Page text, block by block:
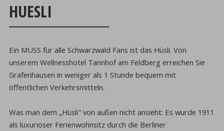
HUESLI
Ein MUSS für alle Schwarzwald Fans ist das Hüsli. Von
unserem Wellnesshotel Tannhof am Feldberg erreichen Sie
Grafenhausen in weniger als 1 Stunde bequem mit
öffentlichen Verkehrsmitteln.
Was man dem „Hüsli" von außen nicht ansieht: Es wurde 1911
als luxuriöser Ferienwohnsitz durch die Berliner